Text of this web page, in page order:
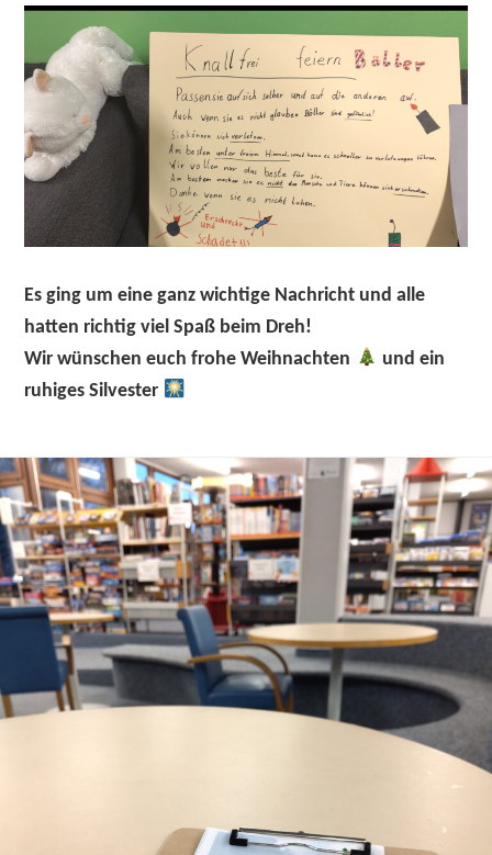
Es ging um eine ganz wichtige Nachricht und alle
hatten richtig viel Spaß beim Dreh!
Wir wünschen euch frohe Weihnachten
und ein
ruhiges Silvester